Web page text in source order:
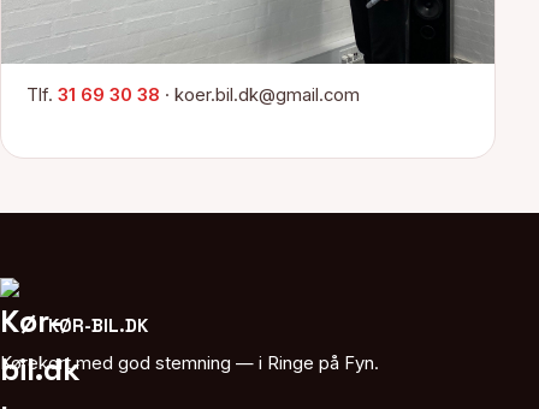
Tlf. 31 69 30 38 · koer.bil.dk@gmail.com
KØR-BIL.DK
Kørekort med god stemning — i Ringe på Fyn.